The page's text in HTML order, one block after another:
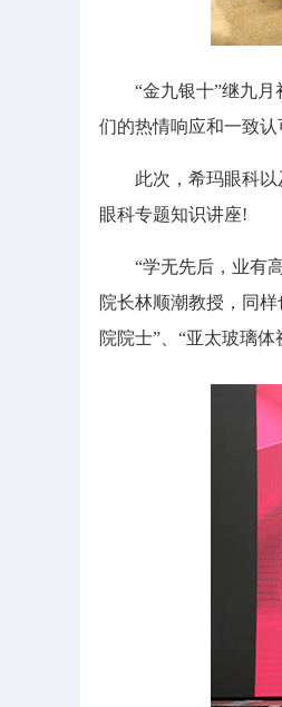
“金九银十”继九月初
们的热情响应和一致
此次，希玛眼科以及
眼科专题知识讲座!
“学无先后，业有高
院长林顺潮教授，同
院院士”、“亚太玻璃